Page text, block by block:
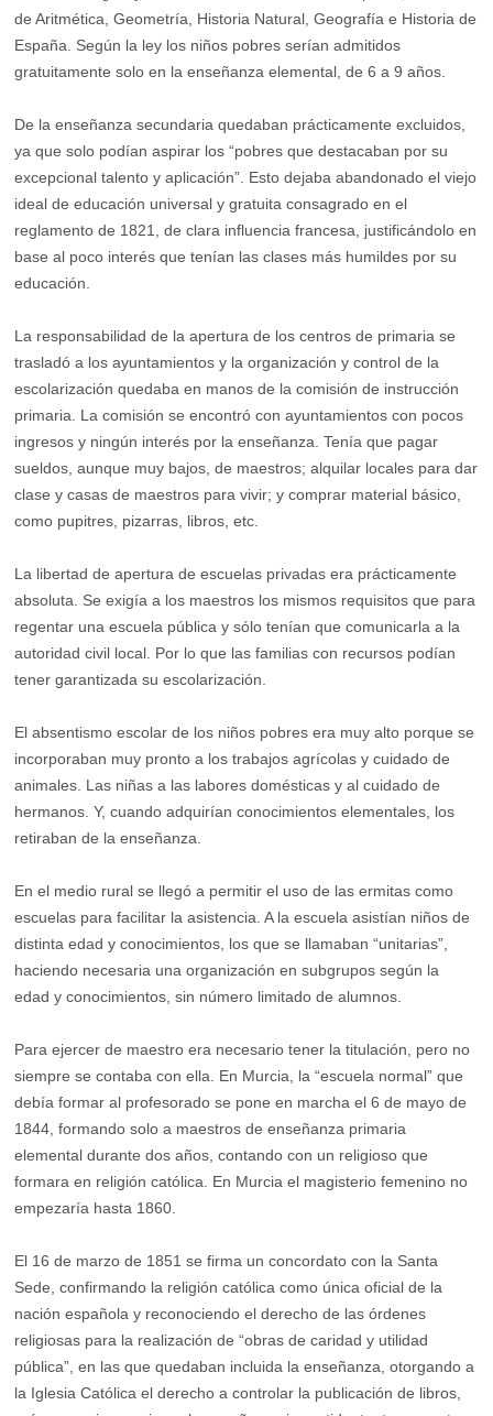
de Aritmética, Geometría, Historia Natural, Geografía e Historia de
España. Según la ley los niños pobres serían admitidos
gratuitamente solo en la enseñanza elemental, de 6 a 9 años.
De la enseñanza secundaria quedaban prácticamente excluidos,
ya que solo podían aspirar los “pobres que destacaban por su
excepcional talento y aplicación”. Esto dejaba abandonado el viejo
ideal de educación universal y gratuita consagrado en el
reglamento de 1821, de clara influencia francesa, justificándolo en
base al poco interés que tenían las clases más humildes por su
educación.
La responsabilidad de la apertura de los centros de primaria se
trasladó a los ayuntamientos y la organización y control de la
escolarización quedaba en manos de la comisión de instrucción
primaria. La comisión se encontró con ayuntamientos con pocos
ingresos y ningún interés por la enseñanza. Tenía que pagar
sueldos, aunque muy bajos, de maestros; alquilar locales para dar
clase y casas de maestros para vivir; y comprar material básico,
como pupitres, pizarras, libros, etc.
La libertad de apertura de escuelas privadas era prácticamente
absoluta. Se exigía a los maestros los mismos requisitos que para
regentar una escuela pública y sólo tenían que comunicarla a la
autoridad civil local. Por lo que las familias con recursos podían
tener garantizada su escolarización.
El absentismo escolar de los niños pobres era muy alto porque se
incorporaban muy pronto a los trabajos agrícolas y cuidado de
animales. Las niñas a las labores domésticas y al cuidado de
hermanos. Y, cuando adquirían conocimientos elementales, los
retiraban de la enseñanza.
En el medio rural se llegó a permitir el uso de las ermitas como
escuelas para facilitar la asistencia. A la escuela asistían niños de
distinta edad y conocimientos, los que se llamaban “unitarias”,
haciendo necesaria una organización en subgrupos según la
edad y conocimientos, sin número limitado de alumnos.
Para ejercer de maestro era necesario tener la titulación, pero no
siempre se contaba con ella. En Murcia, la “escuela normal” que
debía formar al profesorado se pone en marcha el 6 de mayo de
1844, formando solo a maestros de enseñanza primaria
elemental durante dos años, contando con un religioso que
formara en religión católica. En Murcia el magisterio femenino no
empezaría hasta 1860.
El 16 de marzo de 1851 se firma un concordato con la Santa
Sede, confirmando la religión católica como única oficial de la
nación española y reconociendo el derecho de las órdenes
religiosas para la realización de “obras de caridad y utilidad
pública”, en las que quedaban incluida la enseñanza, otorgando a
la Iglesia Católica el derecho a controlar la publicación de libros,